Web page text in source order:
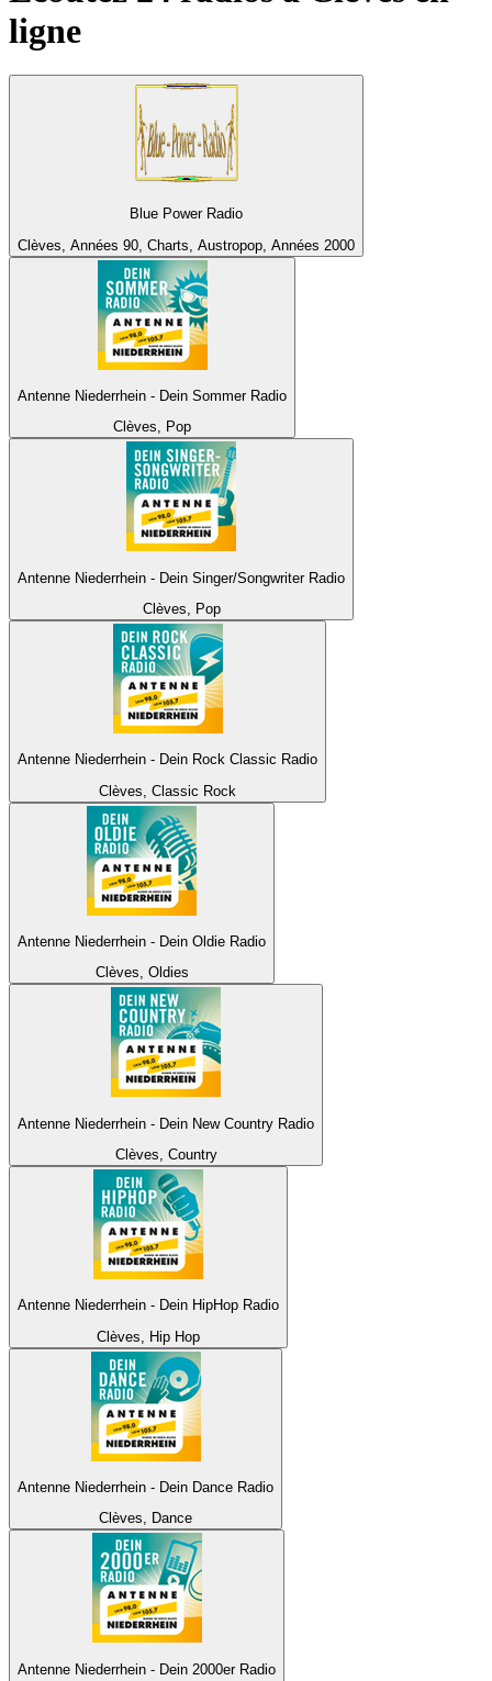
ligne
Blue Power Radio
Clèves, Années 90, Charts, Austropop, Années 2000
Antenne Niederrhein - Dein Sommer Radio
Clèves, Pop
Antenne Niederrhein - Dein Singer/Songwriter Radio
Clèves, Pop
Antenne Niederrhein - Dein Rock Classic Radio
Clèves, Classic Rock
Antenne Niederrhein - Dein Oldie Radio
Clèves, Oldies
Antenne Niederrhein - Dein New Country Radio
Clèves, Country
Antenne Niederrhein - Dein HipHop Radio
Clèves, Hip Hop
Antenne Niederrhein - Dein Dance Radio
Clèves, Dance
Antenne Niederrhein - Dein 2000er Radio